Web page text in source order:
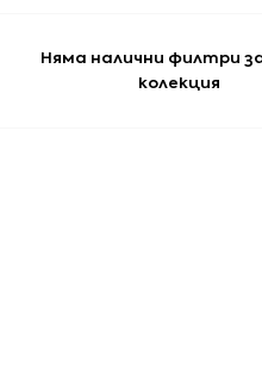
Няма налични филтри
колекция